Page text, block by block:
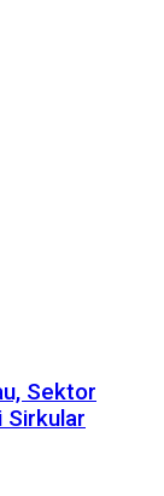
Sektor
Sirkular